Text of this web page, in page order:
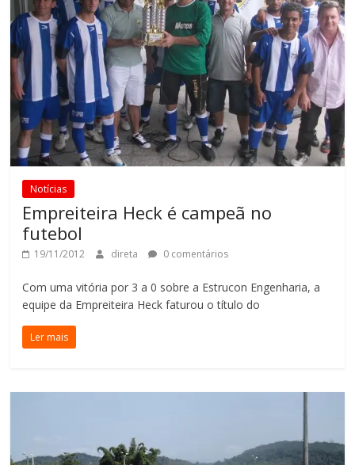
Notícias
Empreiteira Heck é campeã no
futebol
19/11/2012 direta 0 comentários
Com uma vitória por 3 a 0 sobre a Estrucon Engenharia, a
equipe da Empreiteira Heck faturou o título do
Ler mais